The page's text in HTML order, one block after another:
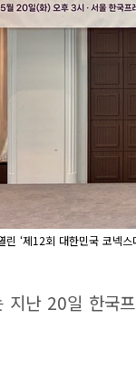
‘제12회 대한민국 코넥
난 20일 한국